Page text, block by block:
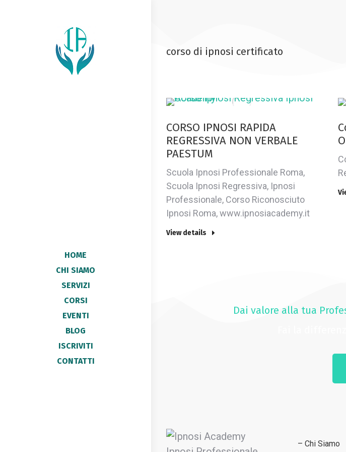
HOME
CHI SIAMO
SERVIZI
CORSI
EVENTI
BLOG
ISCRIVITI
CONTATTI
corso di ipnosi certificato
CORSO IPNOSI RAPIDA
REGRESSIVA NON VERBALE
PAESTUM
Scuola Ipnosi Professionale Roma,
Scuola Ipnosi Regressiva, Ipnosi
Professionale, Corso Riconosciuto
Ipnosi Roma, www.ipnosiacademy.it
View details
Dai valore alla tua
– Chi Siamo